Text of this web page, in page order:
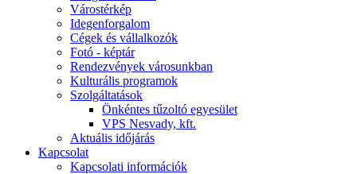
Várostérkép
Idegenforgalom
Cégek és vállalkozók
Fotó - képtár
Rendezvények városunkban
Kulturális programok
Szolgáltatások
Önkéntes tűzoltó egyesület
VPS Nesvady, kft.
Aktuális időjárás
Kapcsolat
Kapcsolati információk